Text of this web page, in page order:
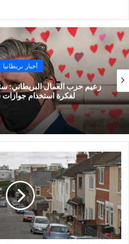
أخبار بريطانيا
زعيم حزب العمال البريطاني:
لفكرة استخدام جوازات
طاقم
إسعاف
سويندون
يتعرض
للهجوم
والضرب
يوم
عيد
الميلاد